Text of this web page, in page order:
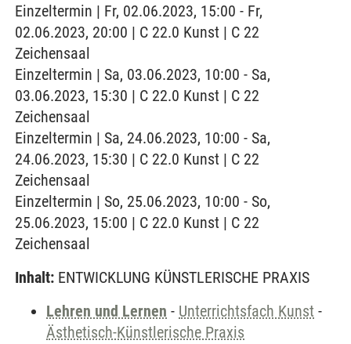
Einzeltermin | Fr, 02.06.2023, 15:00 - Fr,
02.06.2023, 20:00 | C 22.0 Kunst | C 22
Zeichensaal
Einzeltermin | Sa, 03.06.2023, 10:00 - Sa,
03.06.2023, 15:30 | C 22.0 Kunst | C 22
Zeichensaal
Einzeltermin | Sa, 24.06.2023, 10:00 - Sa,
24.06.2023, 15:30 | C 22.0 Kunst | C 22
Zeichensaal
Einzeltermin | So, 25.06.2023, 10:00 - So,
25.06.2023, 15:00 | C 22.0 Kunst | C 22
Zeichensaal
Inhalt: ENTWICKLUNG KÜNSTLERISCHE PRAXIS
Lehren und Lernen - Unterrichtsfach Kunst -
Ästhetisch-Künstlerische Praxis